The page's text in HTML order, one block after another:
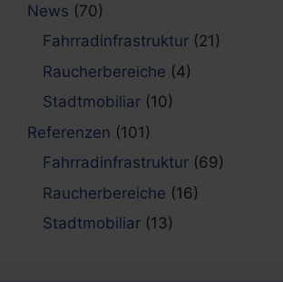
News (70)
Fahrradinfrastruktur (21)
Raucherbereiche (4)
Stadtmobiliar (10)
Referenzen (101)
Fahrradinfrastruktur (69)
Raucherbereiche (16)
Stadtmobiliar (13)